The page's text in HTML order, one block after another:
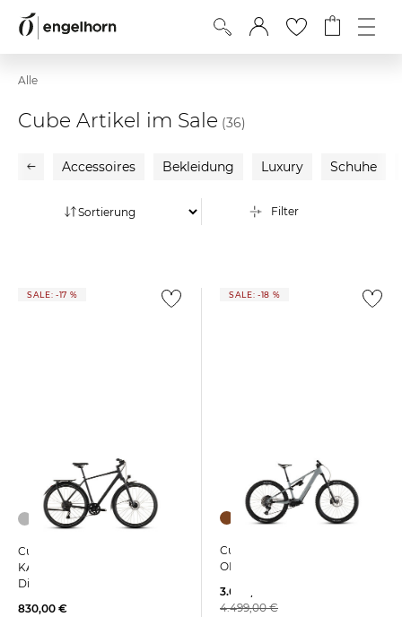
Alle
Cube Artikel im Sale (36)
Accessoires Bekleidung Luxury Schuhe
Filter
SALE: -17 %
Cube | Trekkingrad
KATHMANDU PRO
Diamantrahmen
830,00 €
SALE: -18 %
Cube | E-Bike AMS HYBRID
ONE44 C:62 RACE 400X
3.696,55 €
4.499,00 €